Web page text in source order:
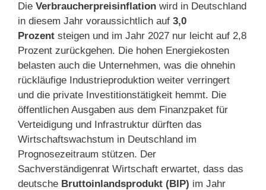
Die Verbraucherpreisinflation wird in Deutschland
in diesem Jahr voraussichtlich auf 3,0
Prozent steigen und im Jahr 2027 nur leicht auf 2,8
Prozent zurückgehen. Die hohen Energiekosten
belasten auch die Unternehmen, was die ohnehin
rückläufige Industrieproduktion weiter verringert
und die private Investitionstätigkeit hemmt. Die
öffentlichen Ausgaben aus dem Finanzpaket für
Verteidigung und Infrastruktur dürften das
Wirtschaftswachstum in Deutschland im
Prognosezeitraum stützen. Der
Sachverständigenrat Wirtschaft erwartet, dass das
deutsche Bruttoinlandsprodukt (BIP) im Jahr